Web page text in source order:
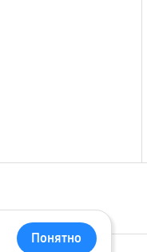
Понятно